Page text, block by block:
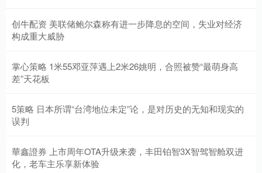
创牛配资 美联储鲍尔森称有进一步降息的空间，失业对经济
构成重大威胁
掌心策略 1米55邓亚萍遇上2米26姚明，合照被赞“最萌身高
差”天花板
5策略 日本所谓“台湾地位未定”论，是对历史的无知和现实的
误判
華鑫證券 上市周年OTA升级来袭，丰田铂智3X智驾智舱双进
化，老车主乐享新体验